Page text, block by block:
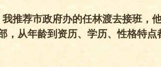
推荐市政府办的任林渡去接班，
，从年龄到资历、学历、性格特点